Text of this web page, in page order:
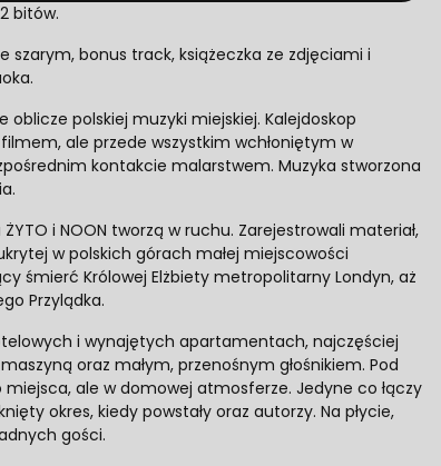
bitów.
szarym, bonus track, książeczka ze zdjęciami i
oblicze polskiej muzyki miejskiej. Kalejdoskop
ale przede wszystkim wchłoniętym w
kontakcie malarstwem. Muzyka stworzona
i NOON tworzą w ruchu. Zarejestrowali materiał,
w polskich górach małej miejscowości
śmierć Królowej Elżbiety metropolitarny Londyn, aż
Przylądka.
i wynajętych apartamentach, najczęściej
oraz małym, przenośnym głośnikiem. Pod
miejsca, ale w domowej atmosferze. Jedyne co łączy
okres, kiedy powstały oraz autorzy. Na płycie,
gości.